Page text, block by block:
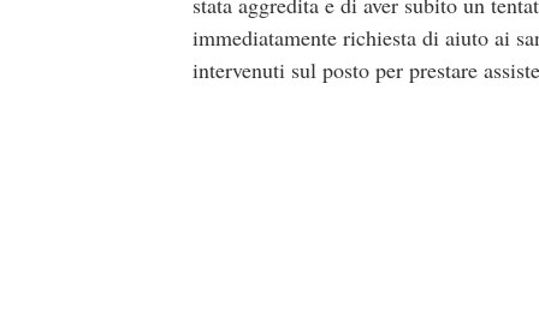
immediatamente richiesta di aiuto ai
intervenuti sul posto per prestare